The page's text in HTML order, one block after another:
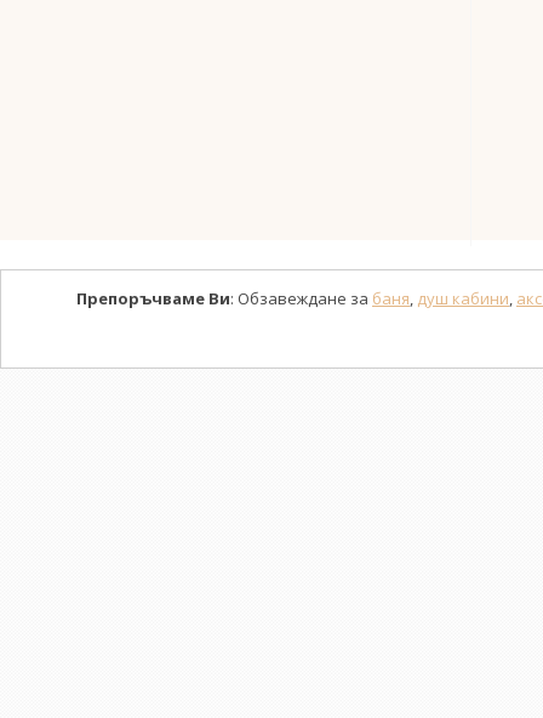
Препоръчваме Ви: Обзавеждане за баня, душ кабини,